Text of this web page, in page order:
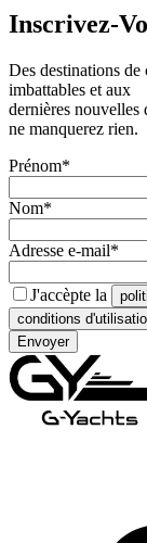
Inscrivez-
Des destinations de
imbattables et aux
dernières nouvelles
ne manquerez rien.
Prénom*
Nom*
Adresse e-mail*
J'accèpte la
conditions
Envoyer